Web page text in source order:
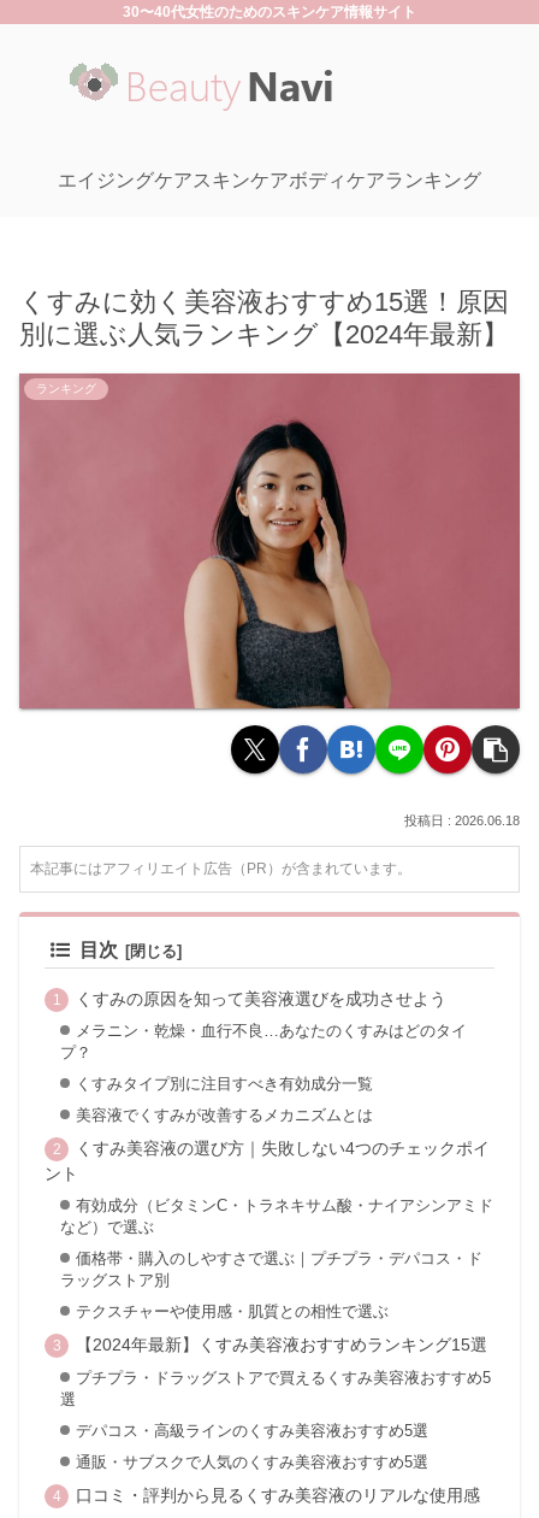
30〜40代女性のためのスキンケア情報サイト
エイジングケアスキンケアボディケアランキング
くすみに効く美容液おすすめ15選！原因
別に選ぶ人気ランキング【2024年最新】
ランキング
2026.06.18
本記事にはアフィリエイト広告（PR）が含まれています。
目次
くすみの原因を知って美容液選びを成功させよう
メラニン・乾燥・血行不良…あなたのくすみはどのタイ
プ？
くすみタイプ別に注目すべき有効成分一覧
美容液でくすみが改善するメカニズムとは
くすみ美容液の選び方｜失敗しない4つのチェックポイ
ント
有効成分（ビタミンC・トラネキサム酸・ナイアシンアミド
など）で選ぶ
価格帯・購入のしやすさで選ぶ｜プチプラ・デパコス・ド
ラッグストア別
テクスチャーや使用感・肌質との相性で選ぶ
【2024年最新】くすみ美容液おすすめランキング15選
プチプラ・ドラッグストアで買えるくすみ美容液おすすめ5
選
デパコス・高級ラインのくすみ美容液おすすめ5選
通販・サブスクで人気のくすみ美容液おすすめ5選
口コミ・評判から見るくすみ美容液のリアルな使用感